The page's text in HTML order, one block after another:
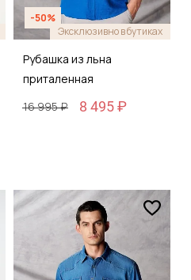
-50%
Эксклюзивно в бутиках
Рубашка из льна
приталенная
16 995 ₽
8 495 ₽